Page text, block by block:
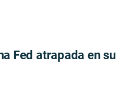
Fed atrapada en su